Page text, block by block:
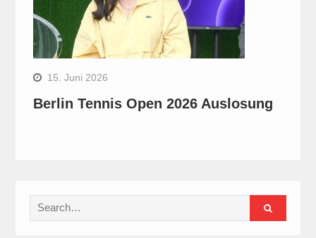
15. Juni 2026
Berlin Tennis Open 2026 Auslosung
Search
for: